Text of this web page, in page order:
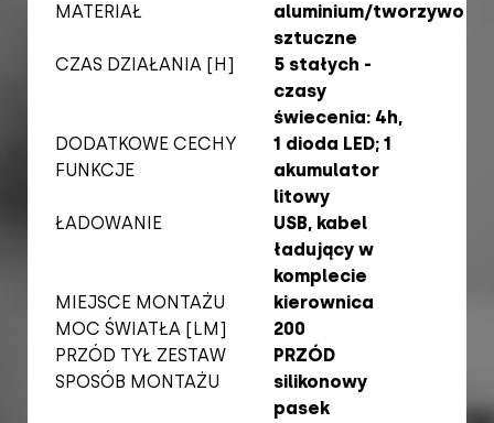
MATERIAŁ
aluminium/tworzywo
sztuczne
CZAS DZIAŁANIA [H]
5 stałych -
czasy
świecenia: 4h,
DODATKOWE CECHY
FUNKCJE
1 dioda LED; 1
akumulator
litowy
ŁADOWANIE
USB, kabel
ładujący w
komplecie
MIEJSCE MONTAŻU
kierownica
MOC ŚWIATŁA [LM]
200
PRZÓD TYŁ ZESTAW
PRZÓD
SPOSÓB MONTAŻU
silikonowy
pasek